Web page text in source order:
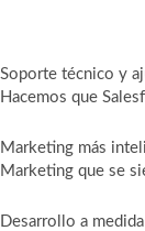
Soporte técnico y
Hacemos que
Marketing más
Marketing que se
Desarrollo a